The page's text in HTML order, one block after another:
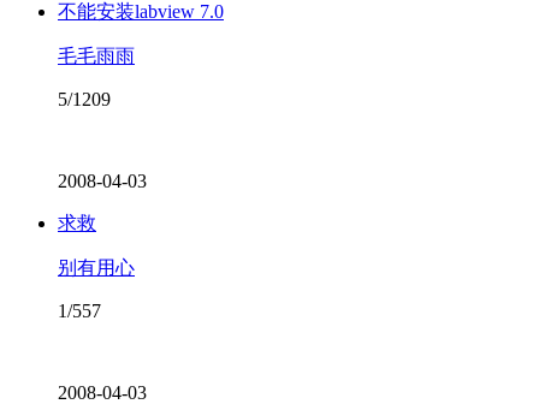
不能安装labview 7.0
毛毛雨雨
5/1209
2008-04-03
求救
别有用心
1/557
2008-04-03